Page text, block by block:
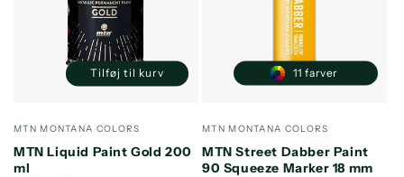
Forhandler:
MTN MONTANA COLORS
MTN Liquid Paint Gold 200
ml
Reducer
Default
Title
Øg
Default
Title
Tilføj til kurv
Forhandler:
MTN MONTANA COLORS
MTN Street Dabber Paint
90 Squeeze Marker 18 mm
11 farver